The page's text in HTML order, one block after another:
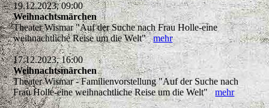
19.12.2023, 09:00
Weihnachtsmärchen
Theater Wismar "Auf der Suche nach Frau Holle-eine
weihnachtliche Reise um die Welt"mehr
17.12.2023, 16:00
Weihnachtsmärchen
Theater Wismar - Familienvorstellung "Auf der Suche nach
Frau Holle-eine weihnachtliche Reise um die Welt"mehr